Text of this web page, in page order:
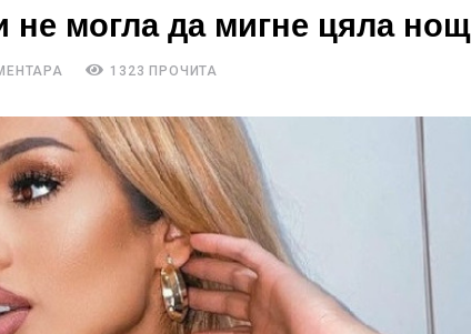
не могла да мигне цяла нощ
1323 ПРОЧИТА